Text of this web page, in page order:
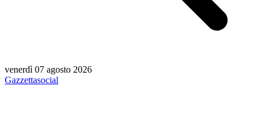
venerdì 07 agosto 2026
Gazzettasocial